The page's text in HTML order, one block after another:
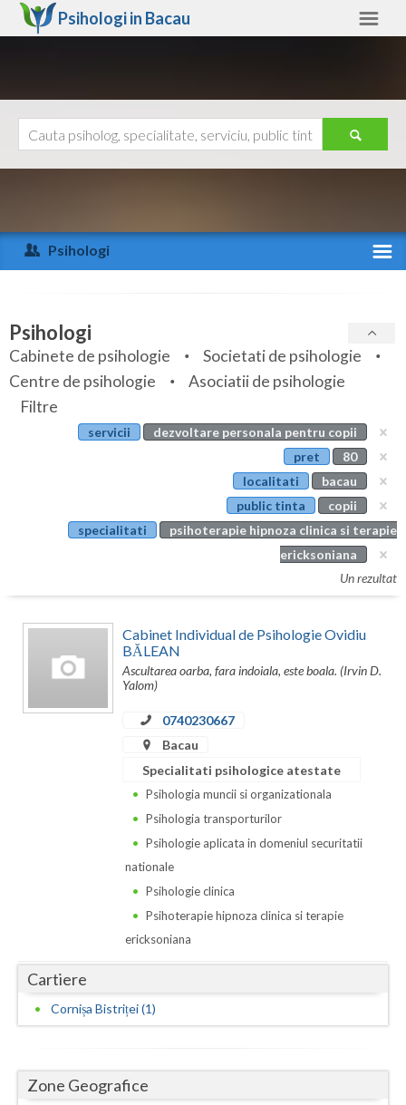
Psihologi in Bacau
Arad
Arges
Bihor
Bistrita-Nasaud
Botosani
Bucuresti
Calarasi
Constanta
Harghita
Hunedoara
Iasi
Ajutor
Psihologi
Specialitati
Servicii
Articole
Evenimente
Psihologi
Cabinete de psihologie
Societati de psihologie
Centre de psihologie
Asociatii de psihologie
Filtre
servicii
dezvoltare personala pentru copii
pret
80
localitati
bacau
public tinta
copii
specialitati
psihoterapie hipnoza clinica si terapie
ericksoniana
Un rezultat
Cabinet Individual de Psihologie Ovidiu
BĂLEAN
Ascultarea oarba, fara indoiala, este boala. (Irvin D.
Yalom)
0740230667
Bacau
Specialitati psihologice atestate
Psihologia muncii si organizationala
Psihologia transporturilor
Psihologie aplicata in domeniul securitatii
nationale
Psihologie clinica
Psihoterapie hipnoza clinica si terapie
ericksoniana
Cartiere
Cornișa Bistriței (1)
Zone Geografice